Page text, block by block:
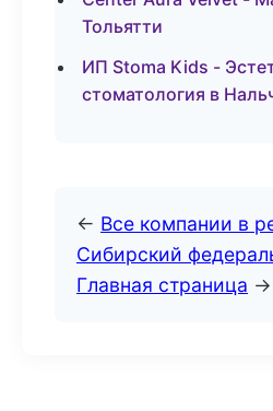
Тольятти
ИП Stoma Kids -
стоматология в
← Все компании в
Сибирский
Главная страница →